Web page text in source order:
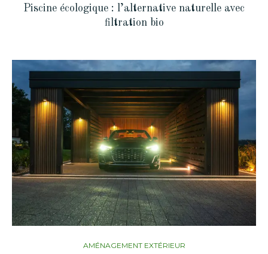
Piscine écologique : l’alternative naturelle avec
filtration bio
AMÉNAGEMENT EXTÉRIEUR